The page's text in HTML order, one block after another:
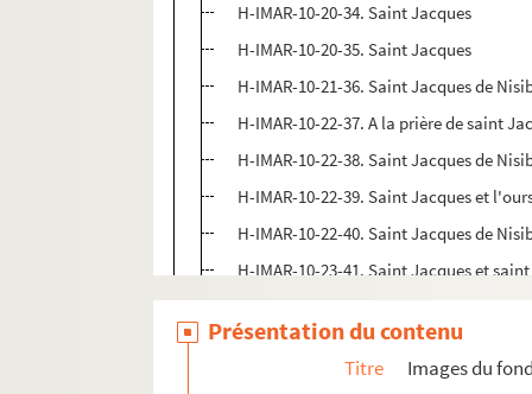
H-IMAR-10-20-34. Saint Jacques
H-IMAR-10-20-35. Saint Jacques
H-IMAR-10-21-36. Saint Jacques de
H-IMAR-10-22-37. A la prière de saint
H-IMAR-10-22-38. Saint Jacques de
H-IMAR-10-22-39. Saint Jacques et
H-IMAR-10-22-40. Saint Jacques de
H-IMAR-10-23-41. Saint Jacques et
H-IMAR-10-24-42. Saint Jacques le
H-IMAR-10-25-43. Saint Jacques
H-IMAR-10-26-44. Le Révérend père
Présentation du contenu
Titre Images du